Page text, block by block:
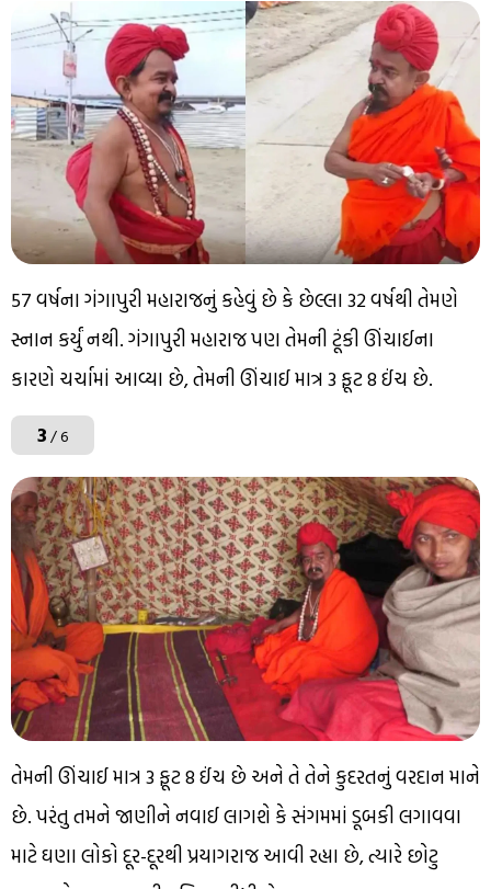
57 વર્ષના ગંગાપુરી મહારાજનું કહેવું છે કે છેલ્લા 32 વર્ષથી તેમણે
સ્નાન કર્યું નથી. ગંગાપુરી મહારાજ પણ તેમની ટૂંકી ઊંચાઈના
કારણે ચર્ચામાં આવ્યા છે, તેમની ઊંચાઈ માત્ર 3 ફૂટ 8 ઈંચ છે.
3/ 6
તેમની ઊંચાઈ માત્ર 3 ફૂટ 8 ઈંચ છે અને તે તેને કુદરતનું વરદાન માને
છે. પરંતુ તમને જાણીને નવાઈ લાગશે કે સંગમમાં ડૂબકી લગાવવા
માટે ઘણા લોકો દૂર-દૂરથી પ્રયાગરાજ આવી રહ્યા છે, ત્યારે છોટુ